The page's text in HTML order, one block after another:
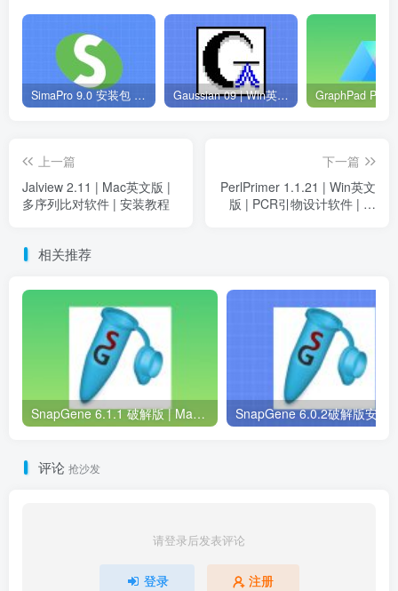
SimaPro 9.0 安装包 | Win英文版 | 生命周期评估软件 | 安装教程 Gaussian 09 | Win英文版 | 量子化学软件 | 安装教程
上一篇
Jalview 2.11 | Mac英文版 |
多序列比对软件 | 安装教程
下一篇
PerlPrimer 1.1.21 | Win英文
版 | PCR引物设计软件 | 安
相关推荐
SnapGene 6.1.1 破解版 | Mac中文版 | 分子生物学软件 | 安装教程 | 一键安装版
评论 抢沙发
请登录后发表评论
登录 注册